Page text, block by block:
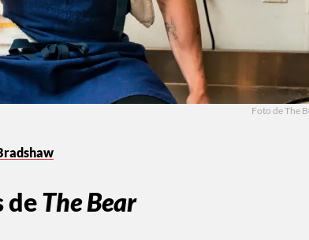
Foto de The
deThe Bear